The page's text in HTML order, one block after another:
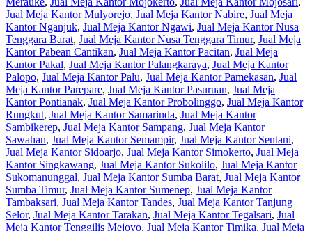
Jual Meja Kantor Mulyorejo, Jual Meja Kantor Nabire, Jual Meja
Kantor Nganjuk, Jual Meja Kantor Ngawi, Jual Meja Kantor Nusa
Tenggara Barat, Jual Meja Kantor Nusa Tenggara Timur, Jual Meja
Kantor Pabean Cantikan, Jual Meja Kantor Pacitan, Jual Meja
Kantor Pakal, Jual Meja Kantor Palangkaraya, Jual Meja Kantor
Palopo, Jual Meja Kantor Palu, Jual Meja Kantor Pamekasan, Jual
Meja Kantor Parepare, Jual Meja Kantor Pasuruan, Jual Meja
Kantor Pontianak, Jual Meja Kantor Probolinggo, Jual Meja Kantor
Rungkut, Jual Meja Kantor Samarinda, Jual Meja Kantor
Sambikerep, Jual Meja Kantor Sampang, Jual Meja Kantor
Sawahan, Jual Meja Kantor Semampir, Jual Meja Kantor Sentani,
Jual Meja Kantor Sidoarjo, Jual Meja Kantor Simokerto, Jual Meja
Kantor Singkawang, Jual Meja Kantor Sukolilo, Jual Meja Kantor
Sukomanunggal, Jual Meja Kantor Sumba Barat, Jual Meja Kantor
Sumba Timur, Jual Meja Kantor Sumenep, Jual Meja Kantor
Tambaksari, Jual Meja Kantor Tandes, Jual Meja Kantor Tanjung
Selor, Jual Meja Kantor Tarakan, Jual Meja Kantor Tegalsari, Jual
Meja Kantor Tenggilis Mejoyo, Jual Meja Kantor Timika, Jual Meja